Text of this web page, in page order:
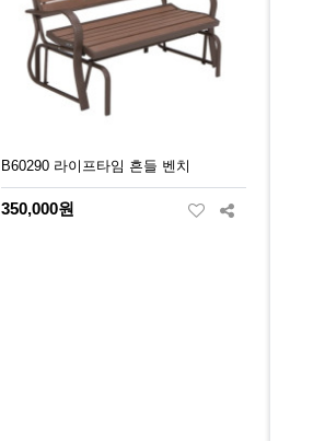
B60290 라이프타임 흔들 벤치
350,000원